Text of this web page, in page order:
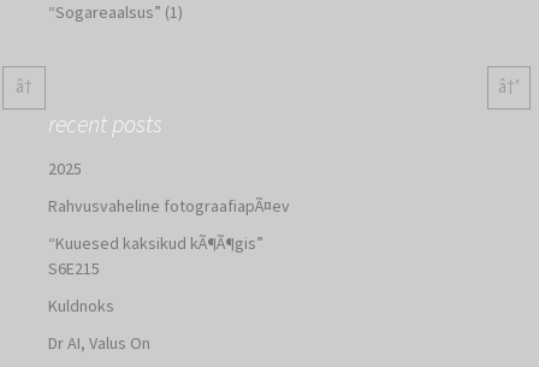
“Sogareaalsus” (1)
recent posts
2025
Rahvusvaheline fotograafiapÃ¤ev
“Kuuesed kaksikud kÃ¶Ã¶gis”
S6E215
Kuldnoks
Dr AI, Valus On
â† â†’